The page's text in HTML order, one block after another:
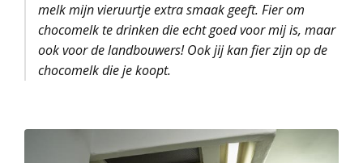
melk mijn vieruurtje extra smaak geeft. Fier om
chocomelk te drinken die echt goed voor mij is, maar
ook voor de landbouwers! Ook jij kan fier zijn op de
chocomelk die je koopt.